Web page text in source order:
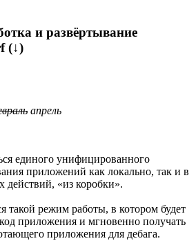
и развёртывание
(↓)
апрель
единого унифицированного
приложений как локально, так и в
действий, «из коробки».
такой режим работы, в котором будет
приложения и мгновенно получать
приложения для дебага.